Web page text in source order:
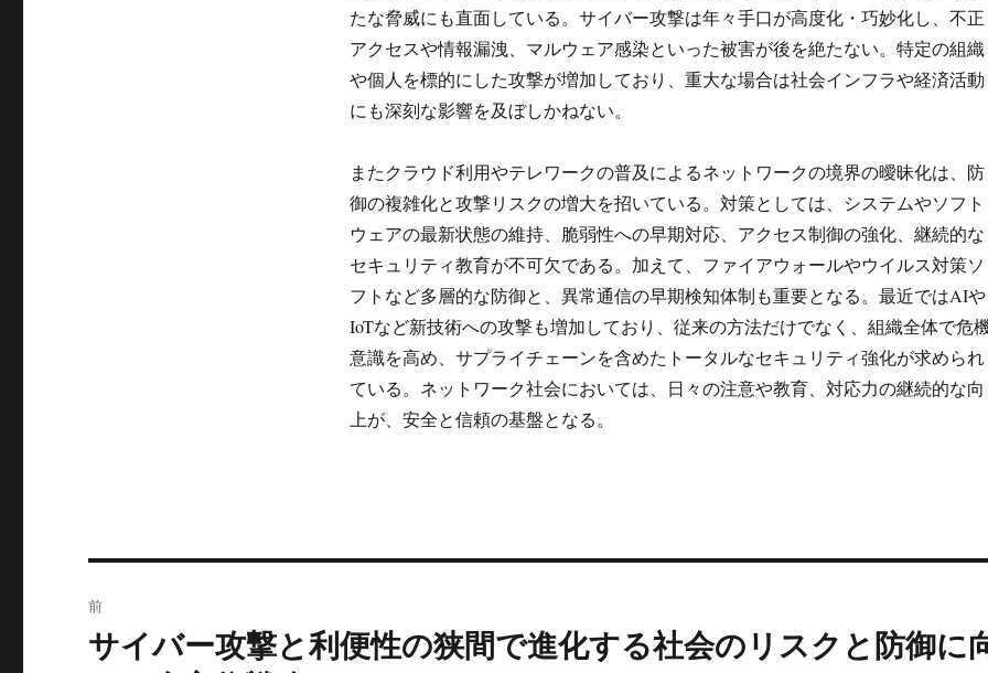
たな脅威にも直面している。サイバー攻撃は年々手口が高度化・巧妙化し、不正
アクセスや情報漏洩、マルウェア感染といった被害が後を絶たない。特定の組織
や個人を標的にした攻撃が増加しており、重大な場合は社会インフラや経済活動
にも深刻な影響を及ぼしかねない。
またクラウド利用やテレワークの普及によるネットワークの境界の曖昧化は、防
御の複雑化と攻撃リスクの増大を招いている。対策としては、システムやソフト
ウェアの最新状態の維持、脆弱性への早期対応、アクセス制御の強化、継続的な
セキュリティ教育が不可欠である。加えて、ファイアウォールやウイルス対策ソ
フトなど多層的な防御と、異常通信の早期検知体制も重要となる。最近ではAIや
IoTなど新技術への攻撃も増加しており、従来の方法だけでなく、組織全体で危
意識を高め、サプライチェーンを含めたトータルなセキュリティ強化が求められ
ている。ネットワーク社会においては、日々の注意や教育、対応力の継続的な向
上が、安全と信頼の基盤となる。
稿
前
前
サイバー攻撃と利便性の狭間で進化する社会のリスクと防御に